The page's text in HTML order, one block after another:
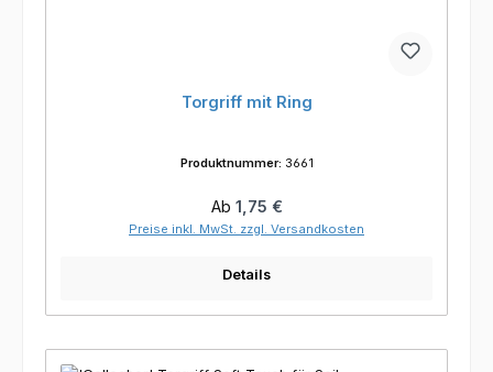
Torgriff mit Ring
Produktnummer: 3661
Regulärer Preis:
Ab 1,75 €
Preise inkl. MwSt. zzgl. Versandkosten
Details